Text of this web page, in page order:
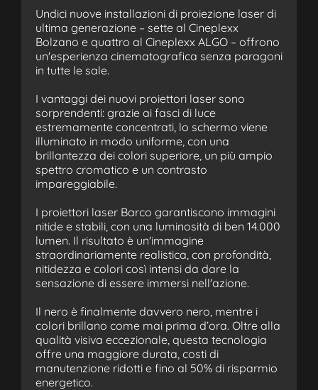
Undici nuove installazioni di proiezione laser di
ultima generazione – sette al Cineplexx
Bolzano e quattro al Cineplexx ALGO – offrono
un'esperienza cinematografica senza paragoni
in tutte le sale.
I vantaggi dei nuovi proiettori laser sono
sorprendenti: grazie ai fasci di luce
estremamente concentrati, lo schermo viene
illuminato in modo uniforme, con una
brillantezza dei colori superiore, un più ampio
spettro cromatico e un contrasto
impareggiabile.
I proiettori laser Barco garantiscono immagini
nitide e stabili, con una luminosità di ben 14.000
lumen. Il risultato è un'immagine
straordinariamente realistica, con profondità,
nitidezza e colori così intensi da dare la
sensazione di essere immersi nell'azione.
Il nero è finalmente davvero nero, mentre i
colori brillano come mai prima d’ora. Oltre alla
qualità visiva eccezionale, questa tecnologia
offre una maggiore durata, costi di
manutenzione ridotti e fino al 50% di risparmio
energetico.